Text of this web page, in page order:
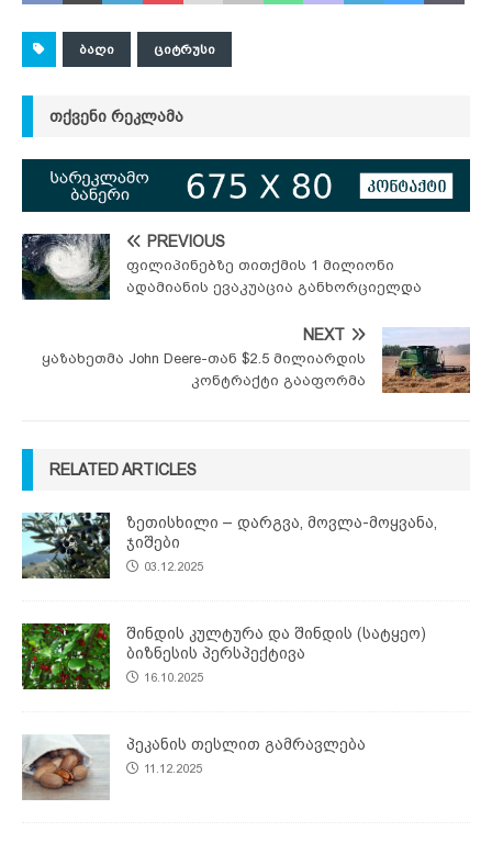
ᲑᲐᲦᲘ ᲪᲘᲢᲠᲣᲡᲘ
ᲗᲥᲕᲔᲜᲘ ᲠᲔᲙᲚᲐᲛᲐ
PREVIOUS
ფილიპინებზე თითქმის 1 მილიონი
ადამიანის ევაკუაცია განხორციელდა
NEXT
ყაზახეთმა John Deere-თან $2.5 მილიარდის
კონტრაქტი გააფორმა
RELATED ARTICLES
ზეთისხილი – დარგვა, მოვლა-მოყვანა,
ჯიშები
03.12.2025
შინდის კულტურა და შინდის (სატყეო)
ბიზნესის პერსპექტივა
16.10.2025
პეკანის თესლით გამრავლება
11.12.2025